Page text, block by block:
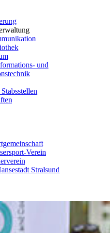
und
Verein
Stralsund